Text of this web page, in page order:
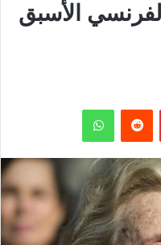
الأسبق
بينتيريست واتساب